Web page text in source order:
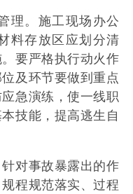
理。施工现场办公
料存放区应划分清
要严格执行动火作
及环节要做到重点
急演练，使一线职
技能，提高逃生自
对事故暴露出的作
程规范落实、过程